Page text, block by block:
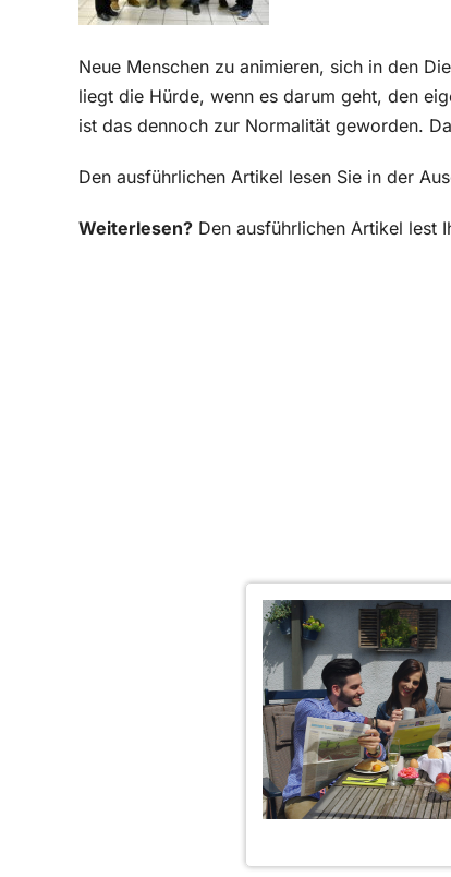
Neue Menschen zu animieren, sich in den
liegt die Hürde, wenn es darum geht, den
ist das dennoch zur Normalität geworden.
Den ausführlichen Artikel lesen Sie in der
Weiterlesen? Den ausführlichen Artikel lest